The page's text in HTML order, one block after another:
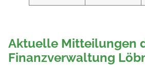
Aktuelle Mitteilungen
Finanzverwaltung